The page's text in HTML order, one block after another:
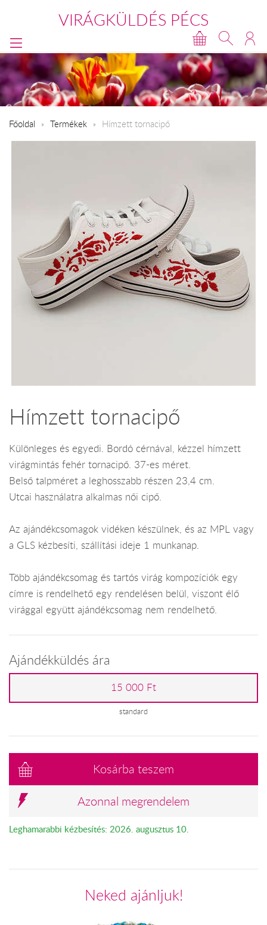
VIRÁGKÜLDÉS PÉCS
Főoldal Termékek Hímzett tornacipő
Hímzett tornacipő
Különleges és egyedi. Bordó cérnával, kézzel hímzett
virágmintás fehér tornacipő. 37-es méret.
Belső talpméret a leghosszabb részen 23,4 cm.
Utcai használatra alkalmas női cipő.
Az ajándékcsomagok vidéken készülnek, és az MPL vagy
a GLS kézbesíti, szállítási ideje 1 munkanap.
Több ajándékcsomag és tartós virág kompozíciók egy
címre is rendelhető egy rendelésen belül, viszont élő
virággal együtt ajándékcsomag nem rendelhető.
Ajándékküldés ára
15 000 Ft
standard
Kosárba teszem
Azonnal megrendelem
Leghamarabbi kézbesítés: 2026. augusztus 10.
Neked ajánljuk!